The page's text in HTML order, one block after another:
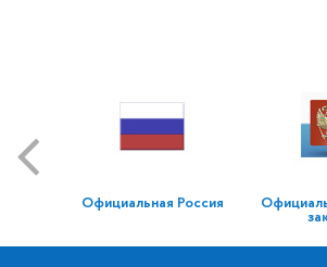
Официальная Россия